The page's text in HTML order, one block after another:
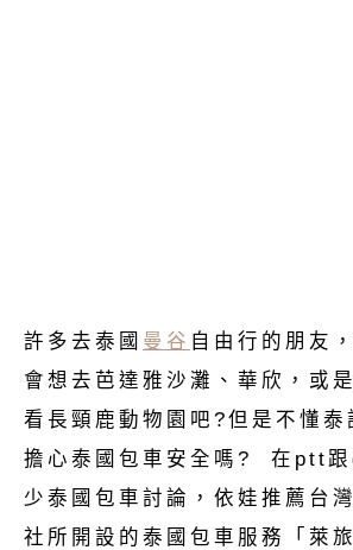
許多去泰國 曼谷 自由行的朋友
會想去芭達雅沙灘、華欣，或
看長頸鹿動物園吧?但是不懂泰
擔心泰國包車安全嗎? 在ptt
少泰國包車討論，依娃推薦台
社所開設的泰國包車服務「萊